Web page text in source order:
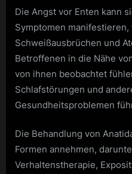
Die Angst vor Enten kann
Symptomen
Schweißausbrüchen und
Betroffenen in die Nähe
von ihnen beobachtet
Schlafstörungen und
Gesundheitsproblemen
Die Behandlung von
Formen annehmen,
Verhaltenstherapie,